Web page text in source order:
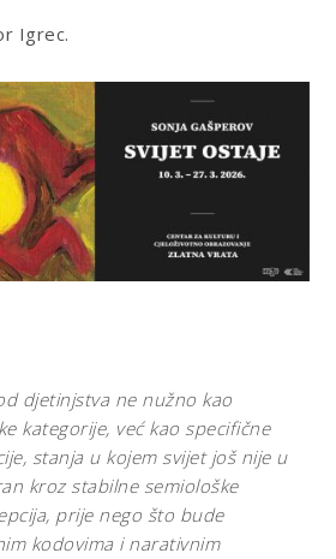
Igrec.
djetinjstva ne nužno kao
kategorije, već kao specifične
stanja u kojem svijet još nije u
kroz stabilne semiološke
prije nego što bude
kodovima i narativnim